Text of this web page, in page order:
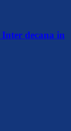
decana in